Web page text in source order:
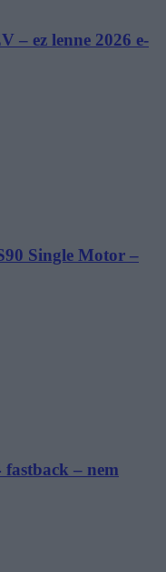
– ez lenne 2026 e-
Single Motor –
– nem